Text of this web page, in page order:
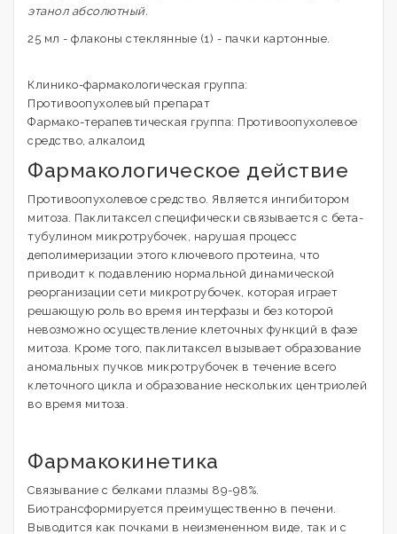
этанол абсолютный.
25 мл - флаконы стеклянные (1) - пачки картонные.
Клинико-фармакологическая группа:
Противоопухолевый препарат
Фармако-терапевтическая группа: Противоопухолевое
средство, алкалоид
Фармакологическое действие
Противоопухолевое средство. Является ингибитором
митоза. Паклитаксел специфически связывается с бета-
тубулином микротрубочек, нарушая процесс
деполимеризации этого ключевого протеина, что
приводит к подавлению нормальной динамической
реорганизации сети микротрубочек, которая играет
решающую роль во время интерфазы и без которой
невозможно осуществление клеточных функций в фазе
митоза. Кроме того, паклитаксел вызывает образование
аномальных пучков микротрубочек в течение всего
клеточного цикла и образование нескольких центриолей
во время митоза.
Фармакокинетика
Связывание с белками плазмы 89-98%.
Биотрансформируется преимущественно в печени.
Выводится как почками в неизмененном виде, так и с